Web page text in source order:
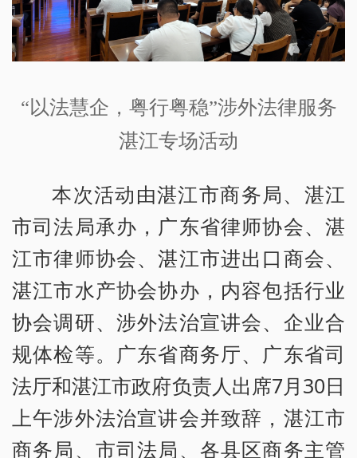
“以法慧企，粤行粤稳”涉外法律服务
湛江专场活动
本次活动由湛江市商务局、湛江
市司法局承办，广东省律师协会、湛
江市律师协会、湛江市进出口商会、
湛江市水产协会协办，内容包括行业
协会调研、涉外法治宣讲会、企业合
规体检等。广东省商务厅、广东省司
法厅和湛江市政府负责人出席7月30日
上午涉外法治宣讲会并致辞，湛江市
商务局、市司法局、各县区商务主管